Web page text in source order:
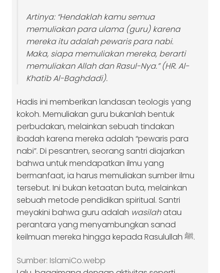
Artinya: “Hendaklah kamu semua
memuliakan para ulama (guru) karena
mereka itu adalah pewaris para nabi.
Maka, siapa memuliakan mereka, berarti
memuliakan Allah dan Rasul-Nya.”(HR. Al-
Khatib Al-Baghdadi).
Hadis ini memberikan landasan teologis yang
kokoh. Memuliakan guru bukanlah bentuk
perbudakan, melainkan sebuah tindakan
ibadah karena mereka adalah “pewaris para
nabi”. Di pesantren, seorang santri diajarkan
bahwa untuk mendapatkan ilmu yang
bermanfaat, ia harus memuliakan sumber ilmu
tersebut. Ini bukan ketaatan buta, melainkan
sebuah metode pendidikan spiritual. Santri
meyakini bahwa guru adalah wasilahatau
perantara yang menyambungkan sanad
keilmuan mereka hingga kepada Rasulullah ﷺ.
Sumber: IslamiCo.webp